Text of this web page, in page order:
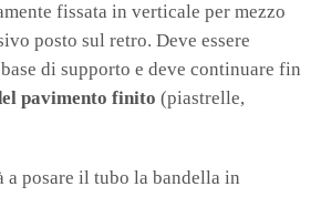
fissata in verticale per mezzo
posto sul retro. Deve essere
di supporto e deve continuare fin
pavimento finito (piastrelle,
a posare il tubo la bandella in